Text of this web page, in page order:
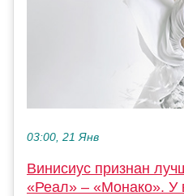
03:00, 21 Янв
Винисиус признан
«Реал» – «Монако». У